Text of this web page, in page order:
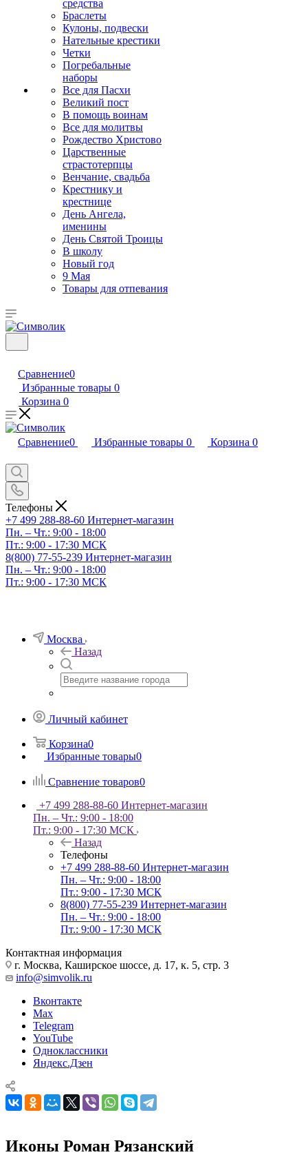
средства
Браслеты
Кулоны, подвески
Нательные крестики
Четки
Погребальные
наборы
Все для Пасхи
Великий пост
В помощь воинам
Все для молитвы
Рождество Христово
Царственные
страстотерпцы
Венчание, свадьба
Крестнику и
крестнице
День Ангела,
именины
День Святой Троицы
В школу
Новый год
9 Мая
Товары для отпевания
Сравнение0
Избранные товары 0
Корзина 0
Сравнение0 Избранные товары 0 Корзина 0
Телефоны
+7 499 288-88-60 Интернет-магазин
Пн. – Чт.: 9:00 - 18:00
Пт.: 9:00 - 17:30 МСК
8(800) 77-55-239 Интернет-магазин
Пн. – Чт.: 9:00 - 18:00
Пт.: 9:00 - 17:30 МСК
Москва
Назад
Личный кабинет
Корзина0
Избранные товары0
Сравнение товаров0
+7 499 288-88-60 Интернет-магазин
Пн. – Чт.: 9:00 - 18:00
Пт.: 9:00 - 17:30 МСК
Назад
Телефоны
+7 499 288-88-60 Интернет-магазин
Пн. – Чт.: 9:00 - 18:00
Пт.: 9:00 - 17:30 МСК
8(800) 77-55-239 Интернет-магазин
Пн. – Чт.: 9:00 - 18:00
Пт.: 9:00 - 17:30 МСК
Контактная информация
г. Москва, Каширское шоссе, д. 17, к. 5, стр. 3
info@simvolik.ru
Вконтакте
Max
Telegram
YouTube
Одноклассники
Яндекс.Дзен
Иконы Роман Рязанский